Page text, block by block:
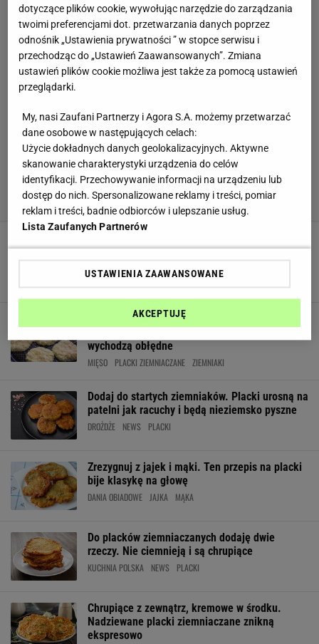
Mięsna baza i złocista góra. Dodaj jeden
składnik, a będą jak z restauracji
DANIA OBIADOWE KOTLETY MIĘSO
Zamiast smażyć jak zwykle, układam warstwy.
wychodzą obłędne
MIĘSO PLACKI ZIEMNIACZANE ZIEMNIAKI
Dodaj do startych ziemniaków. Placki urosną na
patelni jak racuchy i będą nieziemsko pyszne
DROŻDŻE NEWS PLACKI
Zrezygnuj z jajek i mąki. Ten przepis na placki
bije klasykę na głowę
DANIA OBIADOWE JAJKA MĄKA
Do placków ziemniaczanych dodaję dwie
rzeczy. Nie ciemnieją i są chrupiące
KUCHNIA POLSKA NEWS PLACKI
Chrupiące z zewnątrz, kremowe w środku.
Nadziewane placki ziemniaczane znikną
ekspresowo
dotyczące plików cookie, wywołując narzędzie do zarządzania
twoimi preferencjami dot. przetwarzania danych poprzez
odnośnik „Ustawienia prywatności ” w stopce serwisu i
przechodząc do „Ustawień Zaawansowanych”. Zmiana
ustawień plików cookie możliwa jest także za pomocą ustawień
przeglądarki.
My, nasi Zaufani Partnerzy i Agora S.A. możemy przetwarzać
dane osobowe w następujących celach:
Użycie dokładnych danych geolokalizacyjnych. Aktywne
skanowanie charakterystyki urządzenia do celów
identyfikacji. Przechowywanie informacji na urządzeniu lub
dostęp do nich. Spersonalizowane reklamy i treści, pomiar
reklam i treści, badnie odbiorców i ulepszanie usług.
Lista Zaufanych Partnerów
USTAWIENIA ZAAWANSOWANE
AKCEPTUJĘ